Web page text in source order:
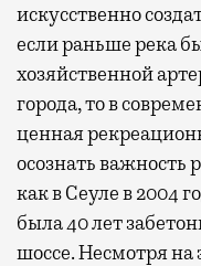
искусственно
если раньше река
хозяйственной
города, то в
ценная
осознать важность
как в Сеуле в 2004
была 40 лет
шоссе. Несмотря